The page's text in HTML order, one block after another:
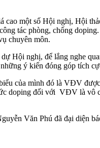
một số Hội nghị, Hội
tác phòng, chống
chuyên môn.
Hội nghị, để lắng nghe
ý kiến đóng góp tích
của mình đó là VĐV
doping đối với VĐV là
Văn Phú đã đại diện